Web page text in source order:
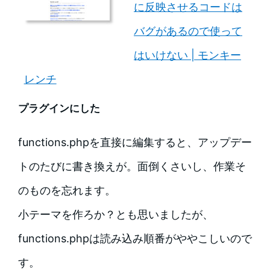
に反映させるコードは
バグがあるので使って
はいけない | モンキー
レンチ
プラグインにした
functions.phpを直接に編集すると、アップデー
トのたびに書き換えが。面倒くさいし、作業そ
のものを忘れます。
小テーマを作ろか？とも思いましたが、
functions.phpは読み込み順番がややこしいので
す。